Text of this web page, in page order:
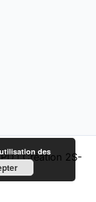
|Création 2S-
des